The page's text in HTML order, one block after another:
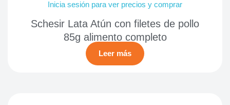
Inicia sesión para ver precios y comprar
Schesir Lata Atún con filetes de pollo
85g alimento completo
Leer más